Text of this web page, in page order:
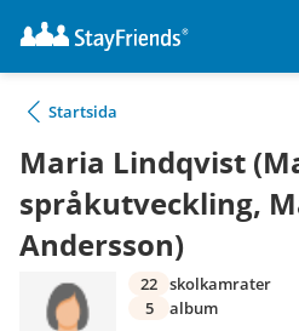
Startsida
Maria Lindqvist
språkutveckling,
Andersson)
22 skolkamrater
5
album